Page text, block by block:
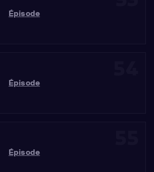
Épisode
Épisode
Épisode